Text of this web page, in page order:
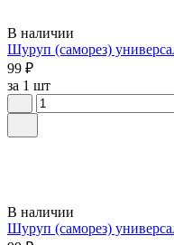
В наличии
Шуруп (саморез)
99 ₽
за 1 шт
В наличии
Шуруп (саморез)